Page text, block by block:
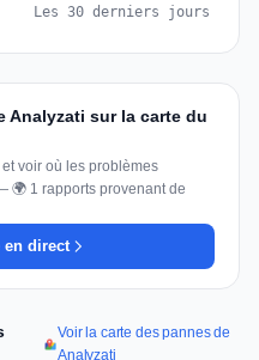
Les 30 derniers jours
Analyzati sur la carte du
voir où les problèmes
🌍 1 rapports provenant de
en direct
Voir la carte des pannes de
Analyzati